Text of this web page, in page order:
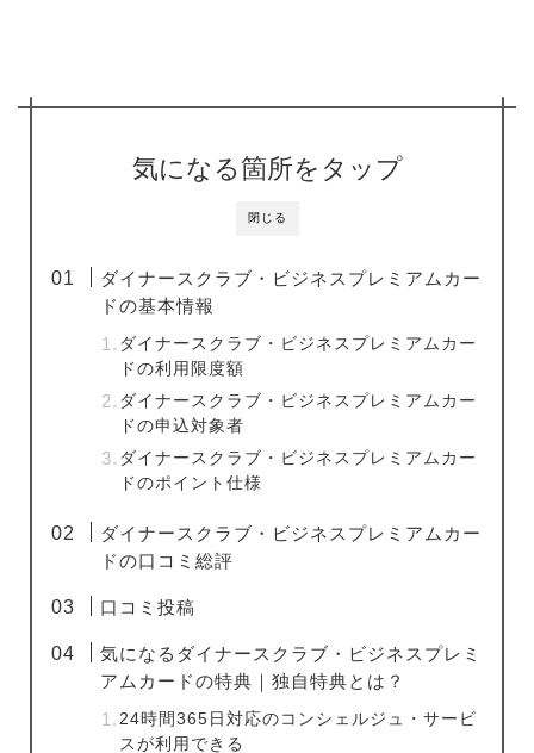
閉じる
気になる箇所をタップ
ダイナースクラブ・ビジネスプレミアムカー
ドの基本情報
ダイナースクラブ・ビジネスプレミアムカー
ドの利用限度額
ダイナースクラブ・ビジネスプレミアムカー
ドの申込対象者
ダイナースクラブ・ビジネスプレミアムカー
ドのポイント仕様
ダイナースクラブ・ビジネスプレミアムカー
ドの口コミ総評
口コミ投稿
気になるダイナースクラブ・ビジネスプレミ
アムカードの特典｜独自特典とは？
24時間365日対応のコンシェルジュ・サービ
スが利用できる